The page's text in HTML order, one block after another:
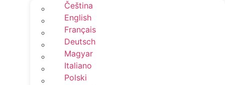
Čeština
English
Français
Deutsch
Magyar
Italiano
Polski